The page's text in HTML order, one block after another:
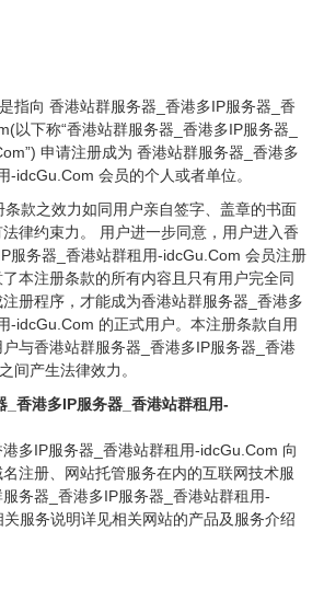
指向 香港站群服务器_香港多IP服务器_香
以下称“香港站群服务器_香港多IP服务器_
申请注册成为 香港站群服务器_香港多
-idcGu.Com 会员的个人或者单位。
款之效力如同用户亲自签字、盖章的书面
律约束力。 用户进一步同意，用户进入香
服务器_香港站群租用-idcGu.Com 会员注册
本注册条款的所有内容且只有用户完全同
册程序，才能成为香港站群服务器_香港多
-idcGu.Com 的正式用户。本注册条款自用
与香港站群服务器_香港多IP服务器_香港
间产生法律效力。
_香港多IP服务器_香港站群租用-
多IP服务器_香港站群租用-idcGu.Com 向
注册、网站托管服务在内的互联网技术服
务器_香港多IP服务器_香港站群租用-
服务说明详见相关网站的产品及服务介绍